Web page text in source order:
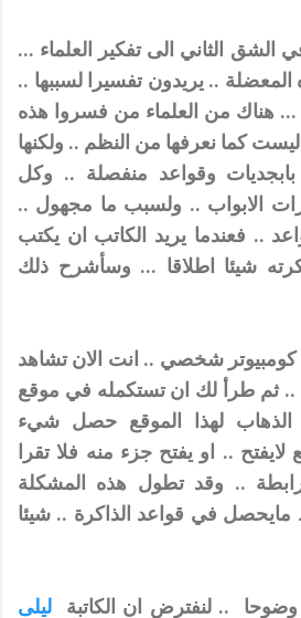
الثاني الى تفكير العلماء ...
.. يريدون تفسيرا لسببها ..
... هناك من العلماء من فسروا هذه
ليست كما نعرفها من النظم .. ولكنها
بابجديات وقواعد منفصلة .. وكل
الابواب .. ولسبب ما مجهول ..
.. فعندما يريد الكاتب ان يكتب
شيئا اطلاقا ... وسأشرح ذلك
كومبيوتر شخصي .. انت الان تشاهد
.. ثم طرأ لك ان تستكمله في موقع
الذهاب لهذا الموقع حصل شيء
.. او يفتح جزء منه فلا تقرا
.. وقد تطول هذه المشكلة
مايحصل في قواعد الذاكرة .. شيئا
.. لنفترض ان الكاتبة ليلى